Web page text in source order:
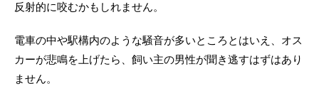
反射的に咬むかもしれません。
電車の中や駅構内のような騒音が多いところとはいえ、オス
カーが悲鳴を上げたら、飼い主の男性が聞き逃すはずはあり
ません。